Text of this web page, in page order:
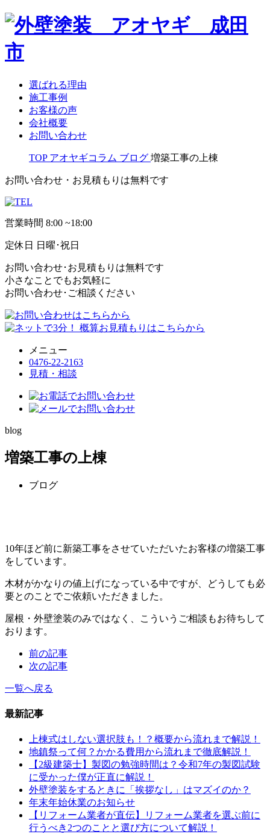
選ばれる理由
施工事例
お客様の声
会社概要
お問い合わせ
TOP アオヤギコラム ブログ 増築工事の上棟
お問い合わせ・お見積もりは無料です
営業時間 8:00 ~18:00
定休日 日曜･祝日
お問い合わせ･お見積もりは無料です
小さなことでもお気軽に
お問い合わせ･ご相談ください
メニュー
0476-22-2163
見積・相談
blog
増築工事の上棟
ブログ
10年ほど前に新築工事をさせていただいたお客様の増築工事
をしています。
木材がかなりの値上げになっている中ですが、どうしても必
要とのことでご依頼いただきました。
屋根・外壁塗装のみではなく、こういうご相談もお待ちして
おります。
前の記事
次の記事
一覧へ戻る
最新記事
上棟式はしない選択肢も！？概要から流れまで解説！
地鎮祭って何？かかる費用から流れまで徹底解説！
【2級建築士】製図の勉強時間は？令和7年の製図試験
に受かった僕が正直に解説！
外壁塗装をするときに「挨拶なし」はマズイのか？
年末年始休業のお知らせ
【リフォーム業者が直伝】リフォーム業者を選ぶ前に
行うべき2つのことと選び方について解説！